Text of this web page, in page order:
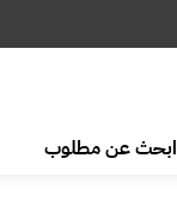
ابحث عن مطلوب